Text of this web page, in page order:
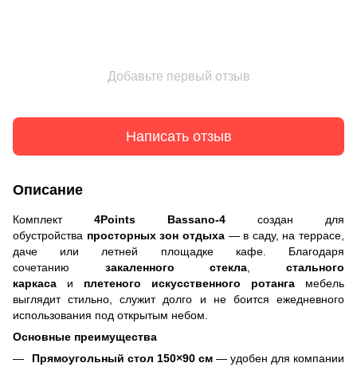
Добавьте первый отзыв
Написать отзыв
Описание
Комплект 4Points Bassano-4 создан для
обустройства просторных зон отдыха— в саду, на террасе,
даче или летней площадке кафе. Благодаря
сочетанию закаленного стекла ,стального
каркаса и плетеного искусственного ротанга мебель
выглядит стильно, служит долго и не боится ежедневного
использования под открытым небом.
Основные преимущества
Прямоугольный стол 150×90 см — удобен для компании